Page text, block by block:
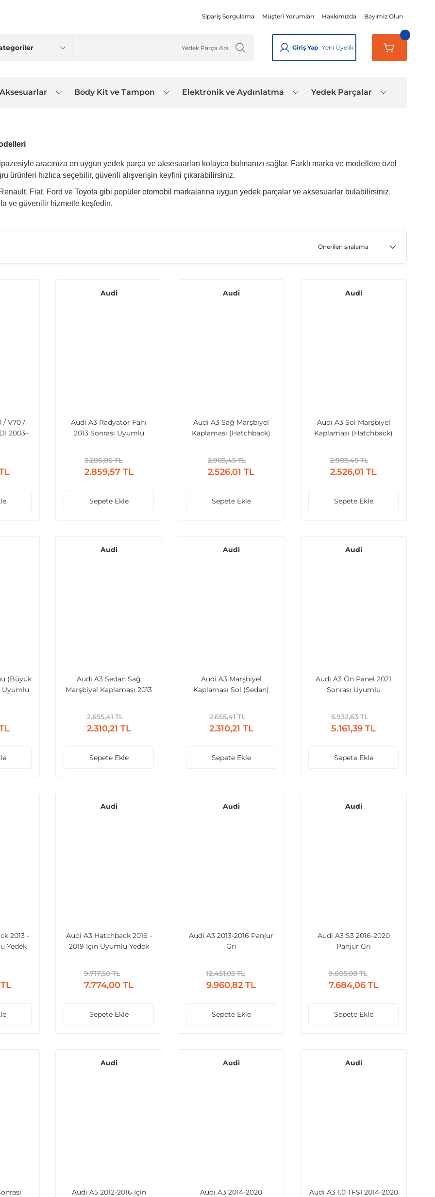
Sipariş Sorgulama Müşteri Yorumları Hakkımızda Bayimiz Olun
Giriş Yap Yeni Üyelik
Aksesuarlar Body Kit ve Tampon Elektronik ve Aydınlatma Yedek Parçalar
aracınıza en uygun yedek parça ve aksesuarları kolayca bulmanızı sağlar. Farklı marka ve modellere özel
ürünleri hızlıca seçebilir, güvenli alışverişin keyfini çıkarabilirsiniz.
Fiat, Ford ve Toyota gibi popüler otomobil markalarına uygun yedek parçalar ve aksesuarlar bulabilirsiniz.
ve güvenilir hizmetle keşfedin.
/ V70 /
2003–
Audi
Audi A3 Radyatör Fanı
2013 Sonrası Uyumlu
3.286,86 TL
2.859,57 TL
Sepete Ekle
Audi
Audi A3 Sağ Marşbiyel
Kaplaması (Hatchback)
2.903,45 TL
2.526,01 TL
Sepete Ekle
Audi
Audi A3 Sol Marşbiyel
Kaplaması (Hatchback)
2.903,45 TL
2.526,01 TL
Sepete Ekle
(Büyük
Uyumlu
Audi
Audi A3 Sedan Sağ
Marşbiyel Kaplaması 2013
2.655,41 TL
2.310,21 TL
Sepete Ekle
Audi
Audi A3 Marşbiyel
Kaplaması Sol (Sedan)
2.655,41 TL
2.310,21 TL
Sepete Ekle
Audi
Audi A3 Ön Panel 2021
Sonrası Uyumlu
5.932,63 TL
5.161,39 TL
Sepete Ekle
2013 -
Yedek
Audi
Audi A3 Hatchback 2016 -
2019 İçin Uyumlu Yedek
9.717,50 TL
7.774,00 TL
Sepete Ekle
Audi
Audi A3 2013-2016 Panjur
Gri
12.451,03 TL
9.960,82 TL
Sepete Ekle
Audi
Audi A3 S3 2016-2020
Panjur Gri
9.605,08 TL
7.684,06 TL
Sepete Ekle
Audi
Audi A5 2012-2016 İçin
Audi
Audi A3 2014-2020
Audi
Audi A3 1.0 TFSI 2014-2020